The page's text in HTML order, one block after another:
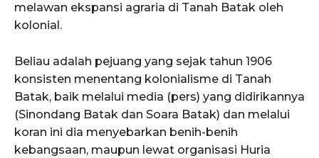
melawan ekspansi agraria di Tanah Batak oleh
kolonial.
Beliau adalah pejuang yang sejak tahun 1906
konsisten menentang kolonialisme di Tanah
Batak, baik melalui media (pers) yang didirikannya
(Sinondang Batak dan Soara Batak) dan melalui
koran ini dia menyebarkan benih-benih
kebangsaan, maupun lewat organisasi Huria